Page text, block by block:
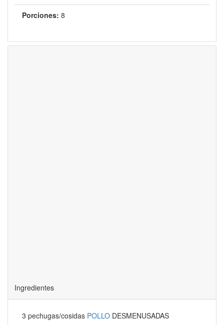
Porciones: 8
Ingredientes
3 pechugas/cosidas POLLO DESMENUSADAS